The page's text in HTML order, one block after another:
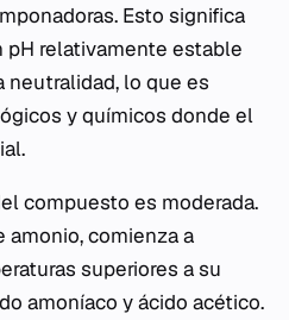
Esto significa
relativamente estable
neutralidad, lo que es
y químicos donde el
compuesto es moderada.
comienza a
superiores a su
amoníaco y ácido acético.